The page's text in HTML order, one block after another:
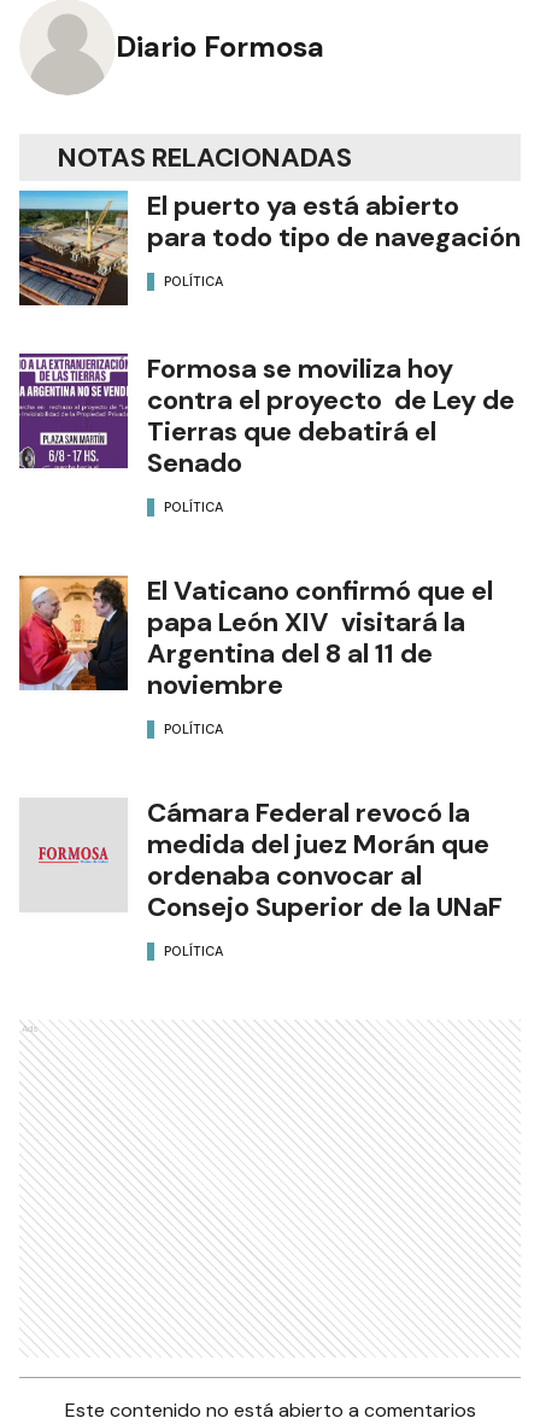
Diario Formosa
NOTAS RELACIONADAS
El puerto ya está abierto
para todo tipo de navegación
POLÍTICA
Formosa se moviliza hoy
contra el proyecto de Ley de
Tierras que debatirá el
Senado
POLÍTICA
El Vaticano confirmó que el
papa León XIV visitará la
Argentina del 8 al 11 de
noviembre
POLÍTICA
Cámara Federal revocó la
medida del juez Morán que
ordenaba convocar al
Consejo Superior de la UNaF
POLÍTICA
Ads
Este contenido no está abierto a comentarios